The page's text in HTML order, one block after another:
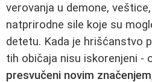
verovanja u demone,
natprirodne sile koje su
detetu. Kada je hrišćanstvo
tih običaja nisu iskorenjeni -
presvučeni novim značenjem